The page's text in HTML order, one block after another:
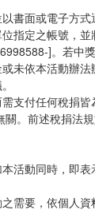
書面或電子方
指定之帳號，
]。若中
未依本活動辦
支付任何稅捐
關。前述稅捐法
活動同時，即
需要，依個人